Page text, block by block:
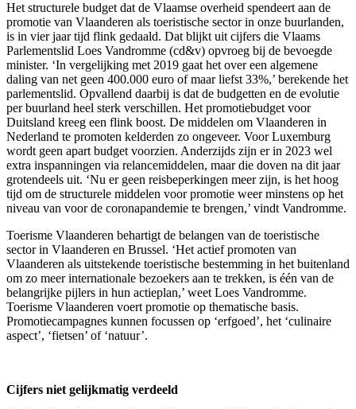
Het structurele budget dat de Vlaamse overheid spendeert aan de
promotie van Vlaanderen als toeristische sector in onze buurlanden,
is in vier jaar tijd flink gedaald. Dat blijkt uit cijfers die Vlaams
Parlementslid Loes Vandromme (cd&v) opvroeg bij de bevoegde
minister. ‘In vergelijking met 2019 gaat het over een algemene
daling van net geen 400.000 euro of maar liefst 33%,’ berekende het
parlementslid. Opvallend daarbij is dat de budgetten en de evolutie
per buurland heel sterk verschillen. Het promotiebudget voor
Duitsland kreeg een flink boost. De middelen om Vlaanderen in
Nederland te promoten kelderden zo ongeveer. Voor Luxemburg
wordt geen apart budget voorzien. Anderzijds zijn er in 2023 wel
extra inspanningen via relancemiddelen, maar die doven na dit jaar
grotendeels uit. ‘Nu er geen reisbeperkingen meer zijn, is het hoog
tijd om de structurele middelen voor promotie weer minstens op het
niveau van voor de coronapandemie te brengen,’ vindt Vandromme.
Toerisme Vlaanderen behartigt de belangen van de toeristische
sector in Vlaanderen en Brussel. ‘Het actief promoten van
Vlaanderen als uitstekende toeristische bestemming in het buitenland
om zo meer internationale bezoekers aan te trekken, is één van de
belangrijke pijlers in hun actieplan,’ weet Loes Vandromme.
Toerisme Vlaanderen voert promotie op thematische basis.
Promotiecampagnes kunnen focussen op ‘erfgoed’, het ‘culinaire
aspect’, ‘fietsen’ of ‘natuur’.
Cijfers niet gelijkmatig verdeeld